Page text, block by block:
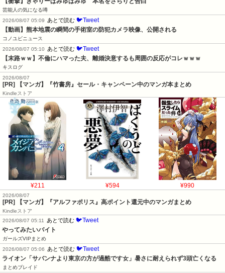
芸能人の気になる噂
2026/08/07 05:09
あとで読む 🐦Tweet
【動画】熊本地震の瞬間の手術室の防犯カメラ映像、公開される
コノユビニュース
2026/08/07 05:10
あとで読む 🐦Tweet
【末路ｗｗ】不倫にハマった夫、離婚決意するも周囲の反応がコレｗｗｗ
キスログ
2026/08/07
[PR] 【マンガ】『竹書房』セール・キャンペーン中のマンガ本まとめ
Kindleストア
¥211 ¥594 ¥990
2026/08/07
[PR] 【マンガ】『アルファポリス』高ポイント還元中のマンガまとめ
Kindleストア
2026/08/07 05:11
あとで読む 🐦Tweet
やってみたいバイト
ガールズVIPまとめ
2026/08/07 05:06
あとで読む 🐦Tweet
ライオン「サバンナより東京の方が過酷です女」暑さに耐えられず3頭亡くなる
まとめブレイド